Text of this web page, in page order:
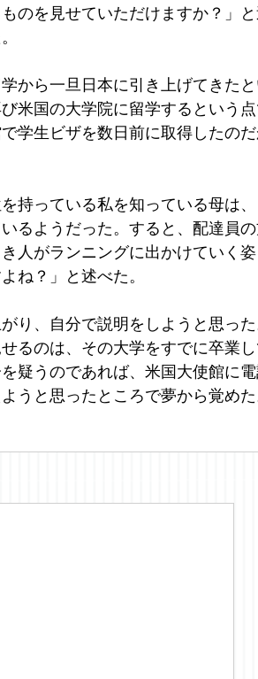
のを見せていただけますか？」
から一旦日本に引き上げてきた
米国の大学院に留学するという
学生ビザを数日前に取得したの
持っている私を知っている母は
るようだった。すると、配達員
人がランニングに出かけていく
ね？」と述べた。
り、自分で説明をしようと思っ
るのは、その大学をすでに卒業
疑うのであれば、米国大使館に
うと思ったところで夢から覚めた